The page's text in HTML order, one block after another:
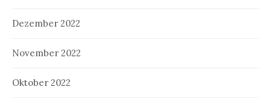
Dezember 2022
November 2022
Oktober 2022